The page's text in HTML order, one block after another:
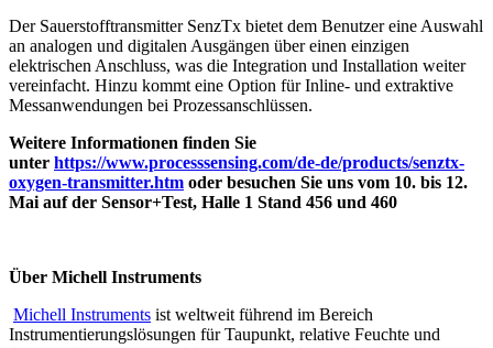
Der Sauerstofftransmitter SenzTx bietet dem Benutzer eine Auswahl
an analogen und digitalen Ausgängen über einen einzigen
elektrischen Anschluss, was die Integration und Installation weiter
vereinfacht. Hinzu kommt eine Option für Inline- und extraktive
Messanwendungen bei Prozessanschlüssen.
Weitere Informationen finden Sie
unter https://www.processsensing.com/de-de/products/senztx-
oxygen-transmitter.htm oder besuchen Sie uns vom 10. bis 12.
Mai auf der Sensor+Test, Halle 1 Stand 456 und 460
Über Michell Instruments
Michell Instruments ist weltweit führend im Bereich
Instrumentierungslösungen für Taupunkt, relative Feuchte und